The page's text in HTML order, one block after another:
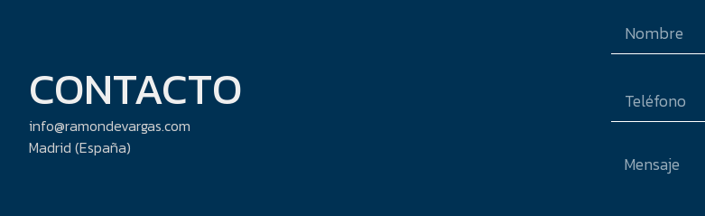
CONTACTO
info@ramondevargas.com
Madrid (España)